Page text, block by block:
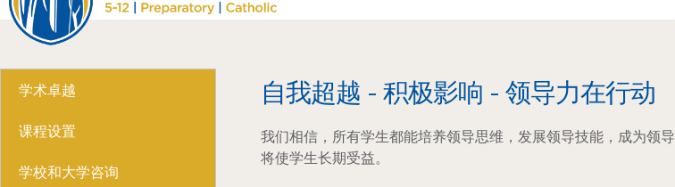
学术卓越
课程设置
学校和大学咨询
自我超越 - 积极影响 - 领导力在行动
我们相信，所有学生都能培养领导思维，发展领导技能，成为领
将使学生长期受益。